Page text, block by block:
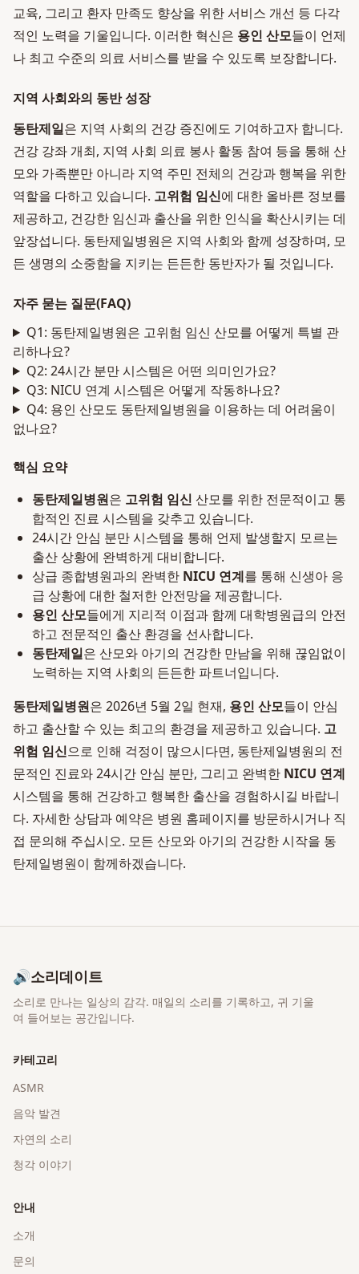
교육, 그리고 환자 만족도 향상을 위한 서비스 개선 등 다각
적인 노력을 기울입니다. 이러한 혁신은 용인 산모들이 언제
나 최고 수준의 의료 서비스를 받을 수 있도록 보장합니다.
지역 사회와의 동반 성장
동탄제일은 지역 사회의 건강 증진에도 기여하고자 합니다.
건강 강좌 개최, 지역 사회 의료 봉사 활동 참여 등을 통해 산
모와 가족뿐만 아니라 지역 주민 전체의 건강과 행복을 위한
역할을 다하고 있습니다. 고위험 임신에 대한 올바른 정보를
제공하고, 건강한 임신과 출산을 위한 인식을 확산시키는 데
앞장섭니다. 동탄제일병원은 지역 사회와 함께 성장하며, 모
든 생명의 소중함을 지키는 든든한 동반자가 될 것입니다.
자주 묻는 질문(FAQ)
Q1: 동탄제일병원은 고위험 임신 산모를 어떻게 특별 관
리하나요?
Q2: 24시간 분만 시스템은 어떤 의미인가요?
Q3: NICU 연계 시스템은 어떻게 작동하나요?
Q4: 용인 산모도 동탄제일병원을 이용하는 데 어려움이
없나요?
핵심 요약
동탄제일병원은 고위험 임신 산모를 위한 전문적이고 통
합적인 진료 시스템을 갖추고 있습니다.
24시간 안심 분만 시스템을 통해 언제 발생할지 모르는
출산 상황에 완벽하게 대비합니다.
상급 종합병원과의 완벽한 NICU 연계를 통해 신생아 응
급 상황에 대한 철저한 안전망을 제공합니다.
용인 산모들에게 지리적 이점과 함께 대학병원급의 안전
하고 전문적인 출산 환경을 선사합니다.
동탄제일은 산모와 아기의 건강한 만남을 위해 끊임없이
노력하는 지역 사회의 든든한 파트너입니다.
동탄제일병원은 2026년 5월 2일 현재, 용인 산모들이 안심
하고 출산할 수 있는 최고의 환경을 제공하고 있습니다. 고
위험 임신으로 인해 걱정이 많으시다면, 동탄제일병원의 전
문적인 진료와 24시간 안심 분만, 그리고 완벽한 NICU 연계
시스템을 통해 건강하고 행복한 출산을 경험하시길 바랍니
다. 자세한 상담과 예약은 병원 홈페이지를 방문하시거나 직
접 문의해 주십시오. 모든 산모와 아기의 건강한 시작을 동
탄제일병원이 함께하겠습니다.
🔊소리데이트
소리로 만나는 일상의 감각. 매일의 소리를 기록하고, 귀 기울
여 들어보는 공간입니다.
카테고리
ASMR
음악 발견
자연의 소리
청각 이야기
안내
소개
문의